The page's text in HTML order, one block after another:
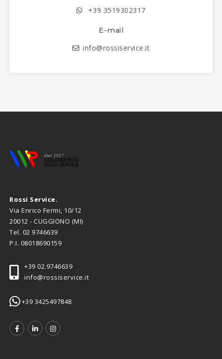
+39 3519302317
E-mail
info@rossiservice.it
Rossi Service.
Via Enrico Fermi, 10/12
20012 - CUGGIONO (MI)
Tel. 02 9746639
P.I. 08018690159
+39 02.9746639
info@rossiservice.it
+39 3425497848